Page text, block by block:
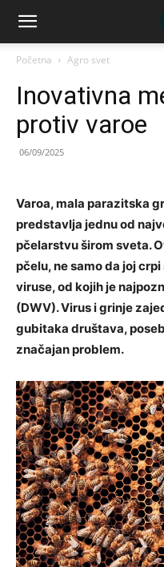
Početna Agro svet
Inovativna
protiv varoe
06/09/2025
Varoa, mala parazitska
predstavlja jednu od
pčelarstvu širom sveta.
pčelu, ne samo da joj
viruse, od kojih je
(DWV). Virus i grinje
gubitaka društava,
značajan problem.